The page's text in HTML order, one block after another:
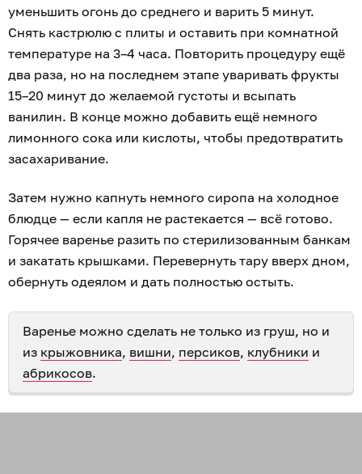
уменьшить огонь до среднего и варить 5 минут.
Снять кастрюлю с плиты и оставить при комнатной
температуре на 3–4 часа. Повторить процедуру ещё
два раза, но на последнем этапе уваривать фрукты
15–20 минут до желаемой густоты и всыпать
ванилин. В конце можно добавить ещё немного
лимонного сока или кислоты, чтобы предотвратить
засахаривание.
Затем нужно капнуть немного сиропа на холодное
блюдце — если капля не растекается — всё готово.
Горячее варенье разить по стерилизованным банкам
и закатать крышками. Перевернуть тару вверх дном,
обернуть одеялом и дать полностью остыть.
Варенье можно сделать не только из груш, но и
из крыжовника, вишни, персиков, клубники и
абрикосов.